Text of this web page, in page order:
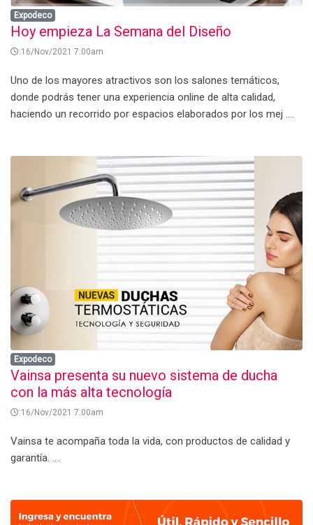
Expodeco
Hoy empieza La Semana del Diseño
:16/Nov/2021 7:00am
Uno de los mayores atractivos son los salones temáticos,
donde podrás tener una experiencia online de alta calidad,
haciendo un recorrido por espacios elaborados por los mej ....
Expodeco
Vainsa presenta su nuevo sistema de ducha
con la más alta tecnología
:16/Nov/2021 7:00am
Vainsa te acompaña toda la vida, con productos de calidad y
garantía. ....